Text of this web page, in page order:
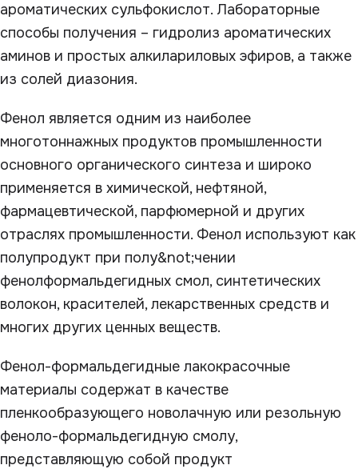
ароматических сульфокислот. Лабораторные
способы получения – гидролиз ароматических
аминов и простых алкилариловых эфиров, а также
из солей диазония.
Фенол является одним из наиболее
многотоннажных продуктов промышленности
основного органического синтеза и широко
применяется в химической, нефтяной,
фармацевтической, парфюмерной и других
отраслях промышленности. Фенол используют как
полупродукт при полу&not;чении
фенолформальдегидных смол, синтетических
волокон, красителей, лекарственных средств и
многих других ценных веществ.
Фенол-формальдегидные лакокрасочные
материалы содержат в качестве
пленкообразующего новолачную или резольную
феноло-формальдегидную смолу,
представляющую собой продукт